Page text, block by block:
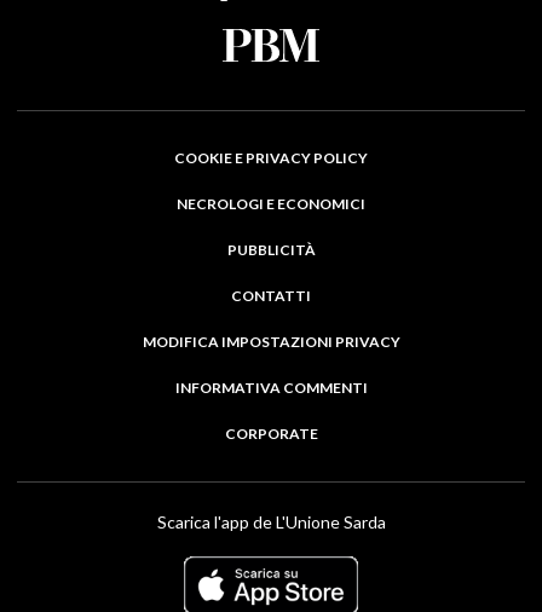
COOKIE E PRIVACY POLICY
NECROLOGI E ECONOMICI
PUBBLICITÀ
CONTATTI
MODIFICA IMPOSTAZIONI PRIVACY
INFORMATIVA COMMENTI
CORPORATE
Scarica l'app de L'Unione Sarda